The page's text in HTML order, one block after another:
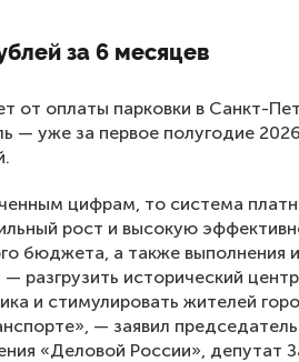
за 6 месяцев
от оплаты парковки в Санкт-
— уже за первое полугодие
цифрам, то система
рост и высокую
бюджета, а также выполнения
разгрузить исторический
и стимулировать жителей
— заявил
«Деловой России», депутат